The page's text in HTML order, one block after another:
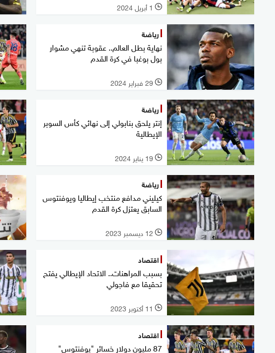
l 1 أبريل 2024
رياضة
نهاية بطل العالم.. عقوبة تنهي مشوار
بول بوغبا في كرة القدم
l 29 فبراير 2024
رياضة
إنتر يلحق بنابولي إلى نهائي كأس السوبر
الإيطالية
l 19 يناير 2024
رياضة
كيليني مدافع منتخب إيطاليا ويوفنتوس
السابق يعتزل كرة القدم‭
l 12 ديسمبر 2023
اقتصاد
بسبب المراهنات.. الاتحاد الإيطالي يفتح
تحقيقا مع فاجولي
l 11 أكتوبر 2023
اقتصاد
87 مليون دولار خسائر "يوفنتوس"